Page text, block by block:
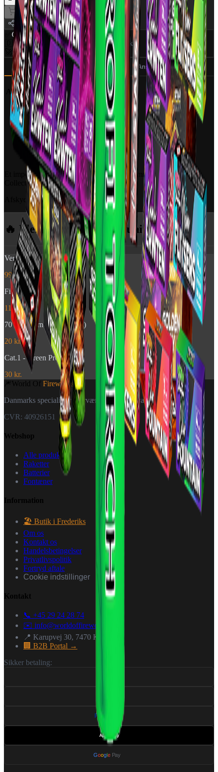
Læg i kurv
Del
CE GodkendtEU-certificeret
🇩🇰Dansk distributørWorld Of Fireworks
350+ produkterProfessionelt udvalg
Beskrivelse Specifikationer (6) Ansvarlig part
Artikelnummer: 940162
Produkt:
Crown Collection
Vægt:
830 gram
Skud:
175
Krudtvægt:
119 gram
Tid:
35 Sekunder
Kaliber:
10 mm
Et imponerende romerlys med hele 175 10 mm skud fra Crown
Collection.
Afskyder flotte kometer i lilla
🔥 Flere produkter fra Junior
Vertigo
99 kr.
Fiesta
115 kr.
70 cm Stjernekaster (4 stk)
20 kr.
Cat.1 - Green Profi Torch
30 kr.
🎆World Of Fireworks
Danmarks specialister i fyrværkeri — til private og forhandlere.
CVR: 40926151
Webshop
Alle produkter
Raketter
Batterier
Fontæner
Information
🏖️ Butik i Frederiks
Om os
Kontakt os
Handelsbetingelser
Privatlivspolitik
Fortryd aftale
Cookie indstillinger
Kontakt
📞 +45 29 24 28 74
✉️ info@worldoffireworks.dk
📍 Karupvej 30, 7470 Karup J
🏢 B2B Portal →
Sikker betaling:
Pay
Apple Pay
Google Pay